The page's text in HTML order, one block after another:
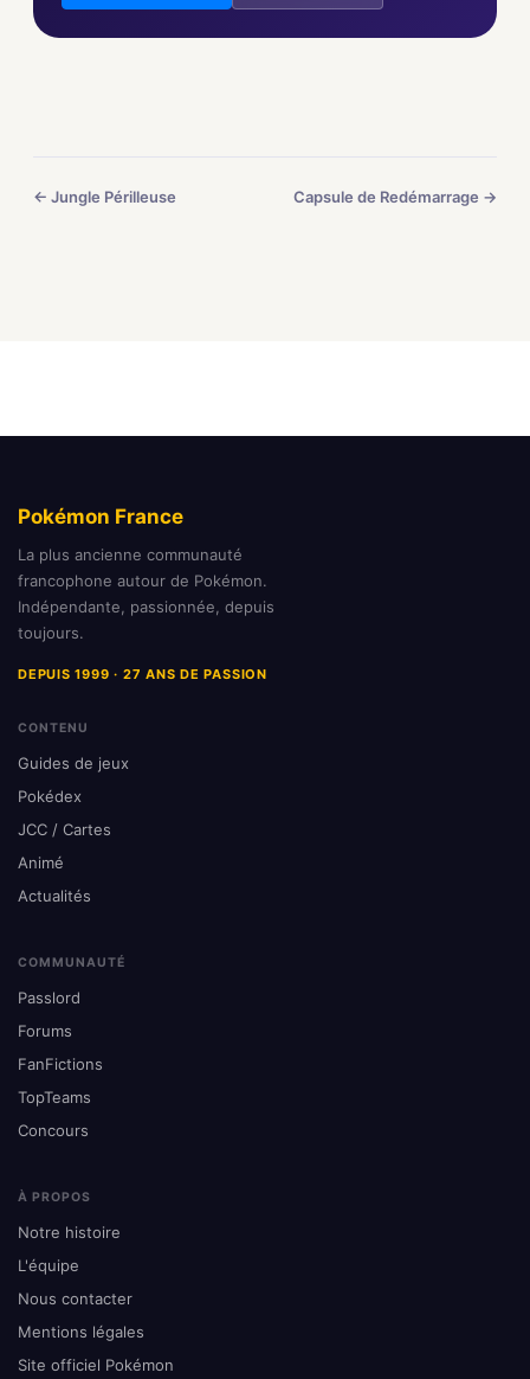
← Jungle Périlleuse Capsule de Redémarrage →
Pokémon France
La plus ancienne communauté
francophone autour de Pokémon.
Indépendante, passionnée, depuis
toujours.
DEPUIS 1999 · 27 ANS DE PASSION
CONTENU
Guides de jeux
Pokédex
JCC / Cartes
Animé
Actualités
COMMUNAUTÉ
Passlord
Forums
FanFictions
TopTeams
Concours
À PROPOS
Notre histoire
L'équipe
Nous contacter
Mentions légales
Site officiel Pokémon